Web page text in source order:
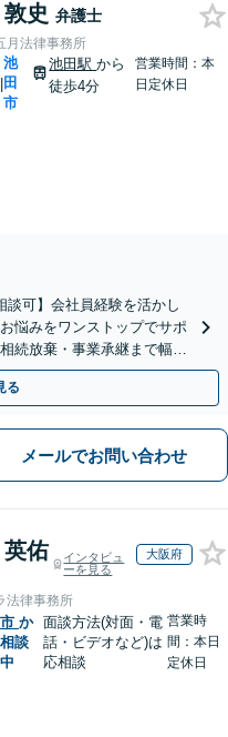
史 弁護士
月法律事務所
|
池
田
市
池田駅から
徒歩4分
営業時間：本
日定休日
談可】会社員経験を活かし
悩みをワンストップでサポ
続放棄・事業承継まで幅広
る
メールでお問い合わせ
佑
インタビュ
ーを見る
大阪府
法律事務所
か
談
面談方法(対面・電
話・ビデオなど)は
応相談
営業時
間：本日
定休日